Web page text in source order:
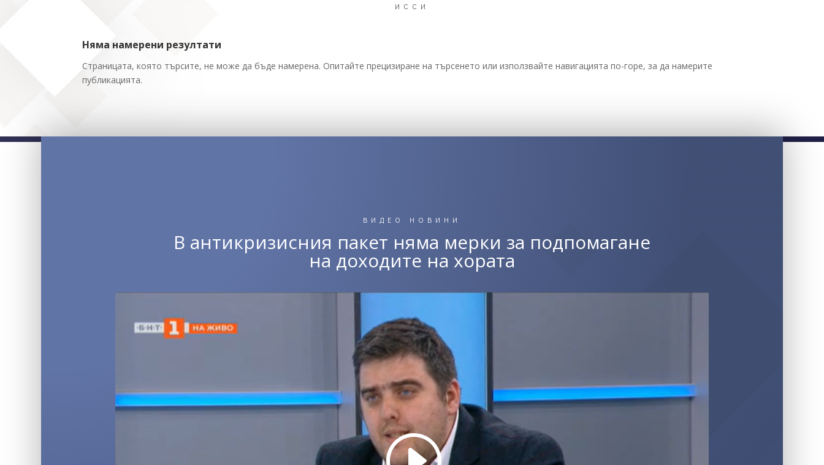
ИССИ
Няма намерени резултати
Страницата, която търсите, не може да бъде намерена. Опитайте прецизиране на търсенето или използвайте навигацията по-горе, за да намерите
публикацията.
ВИДЕО НОВИНИ
В антикризисния пакет няма мерки за подпомагане
на доходите на хората